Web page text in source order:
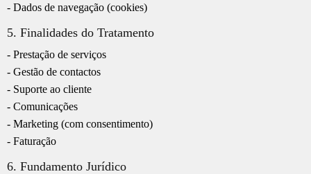
- Dados de navegação (cookies)
5. Finalidades do Tratamento
- Prestação de serviços
- Gestão de contactos
- Suporte ao cliente
- Comunicações
- Marketing (com consentimento)
- Faturação
6. Fundamento Jurídico